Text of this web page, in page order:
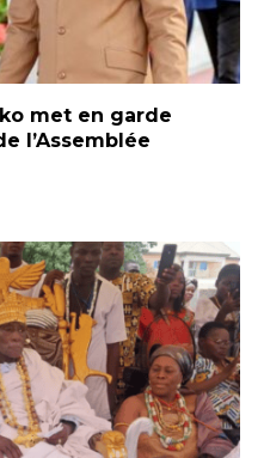
met en garde
l’Assemblée